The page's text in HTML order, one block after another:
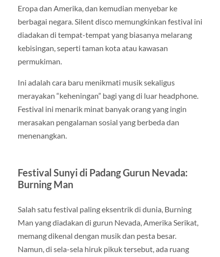
Eropa dan Amerika, dan kemudian menyebar ke
berbagai negara. Silent disco memungkinkan festival ini
diadakan di tempat-tempat yang biasanya melarang
kebisingan, seperti taman kota atau kawasan
permukiman.
Ini adalah cara baru menikmati musik sekaligus
merayakan “keheningan” bagi yang di luar headphone.
Festival ini menarik minat banyak orang yang ingin
merasakan pengalaman sosial yang berbeda dan
menenangkan.
Festival Sunyi di Padang Gurun Nevada:
Burning Man
Salah satu festival paling eksentrik di dunia, Burning
Man yang diadakan di gurun Nevada, Amerika Serikat,
memang dikenal dengan musik dan pesta besar.
Namun, di sela-sela hiruk pikuk tersebut, ada ruang